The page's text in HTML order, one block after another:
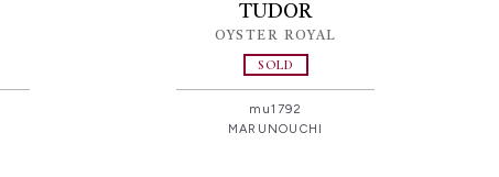
TUDOR
OYSTER ROYAL
SOLD
mu1792
MARUNOUCHI